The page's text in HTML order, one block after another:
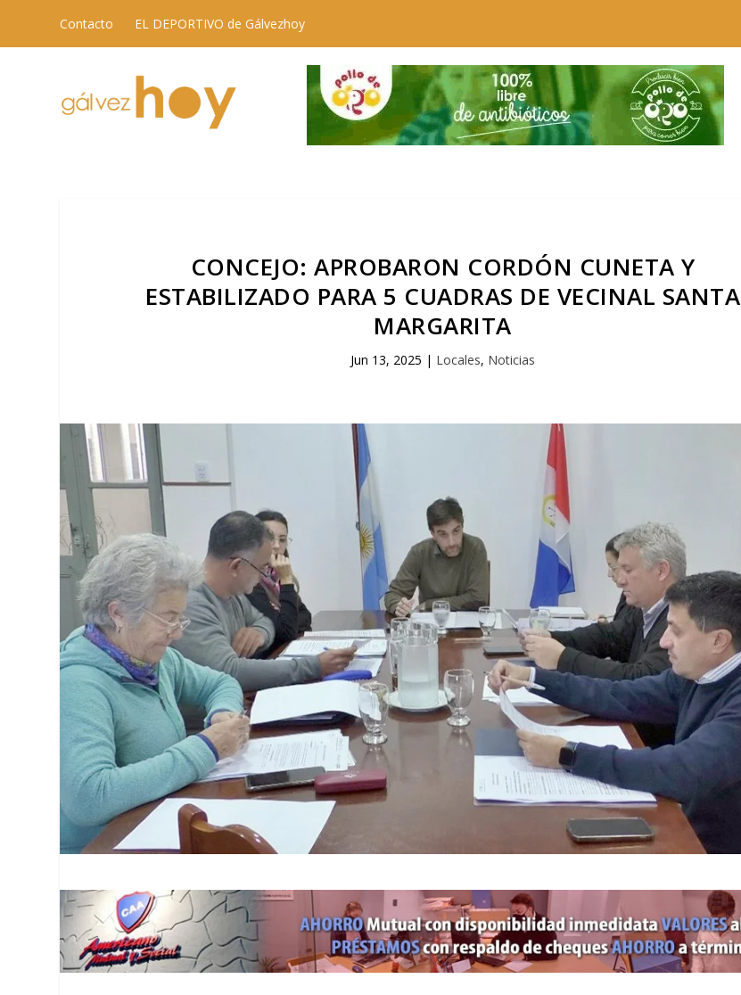
Contacto EL DEPORTIVO de Gálvezhoy
CONCEJO: APROBARON CORDÓN CUNETA Y
ESTABILIZADO PARA 5 CUADRAS DE VECINAL SANTA
MARGARITA
Jun 13, 2025 | Locales, Noticias